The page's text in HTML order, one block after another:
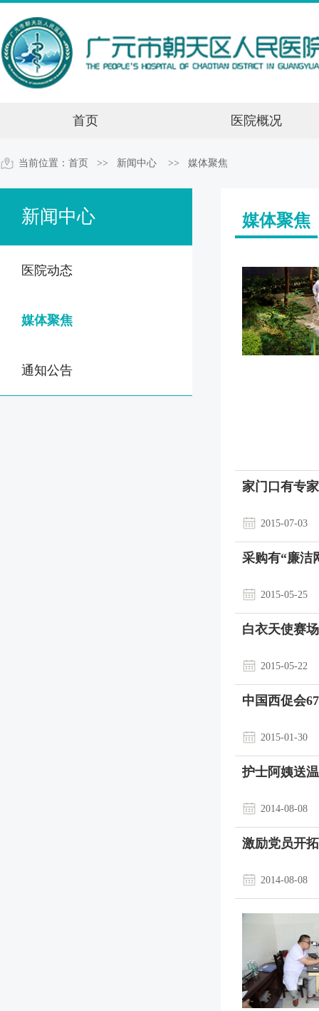
首页 医院概况
当前位置： 首页 >> 新闻中心 >> 媒体聚焦
新闻中心
医院动态
媒体聚焦
通知公告
媒体聚焦
家门口有专
2015-07-03
采购有“廉洁
2015-05-25
白衣天使赛
2015-05-22
中国西促会
2015-01-30
护士阿姨送
2014-08-08
激励党员开
2014-08-08